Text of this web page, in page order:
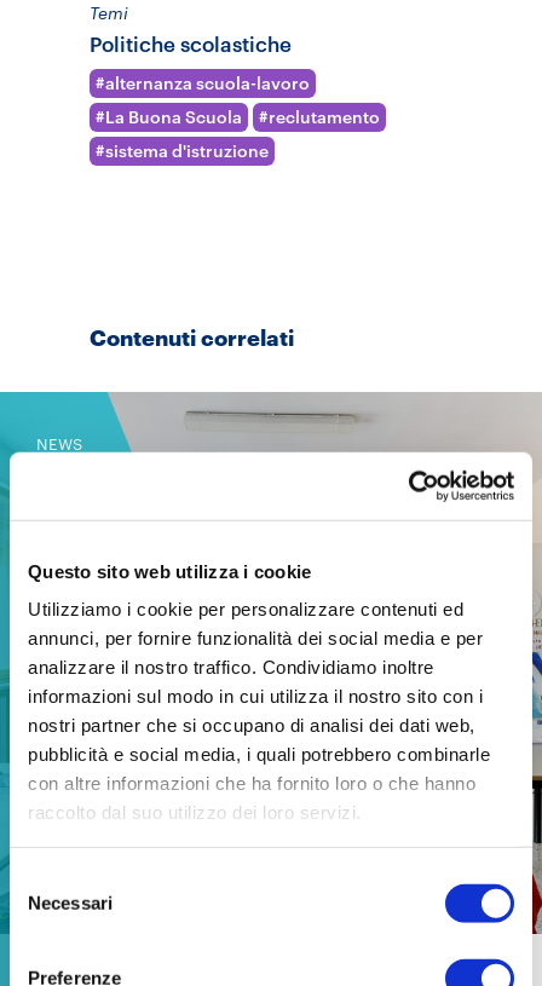
Questo sito web utilizza i cookie
Utilizziamo i cookie per personalizzare contenuti ed
annunci, per fornire funzionalità dei social media e per
analizzare il nostro traffico. Condividiamo inoltre
informazioni sul modo in cui utilizza il nostro sito con i
nostri partner che si occupano di analisi dei dati web,
pubblicità e social media, i quali potrebbero combinarle
con altre informazioni che ha fornito loro o che hanno
raccolto dal suo utilizzo dei loro servizi.
del
consenso
Necessari
Preferenze
Temi
Politiche scolastiche
alternanza scuola-lavoro
La Buona Scuola
reclutamento
sistema d'istruzione
Contenuti correlati
NEWS
PNRR Istruzione: un’accelerazione che